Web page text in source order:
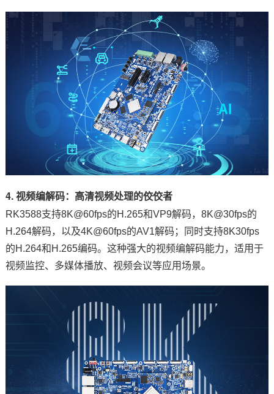
4. 视频编解码：高清视频处理的佼佼者
RK3588支持8K@60fps的H.265和VP9解码，8K@30fps的
H.264解码，以及4K@60fps的AV1解码；同时支持8K30fps
的H.264和H.265编码。这种强大的视频编解码能力，适用于
视频监控、多媒体播放、视频会议等应用场景。